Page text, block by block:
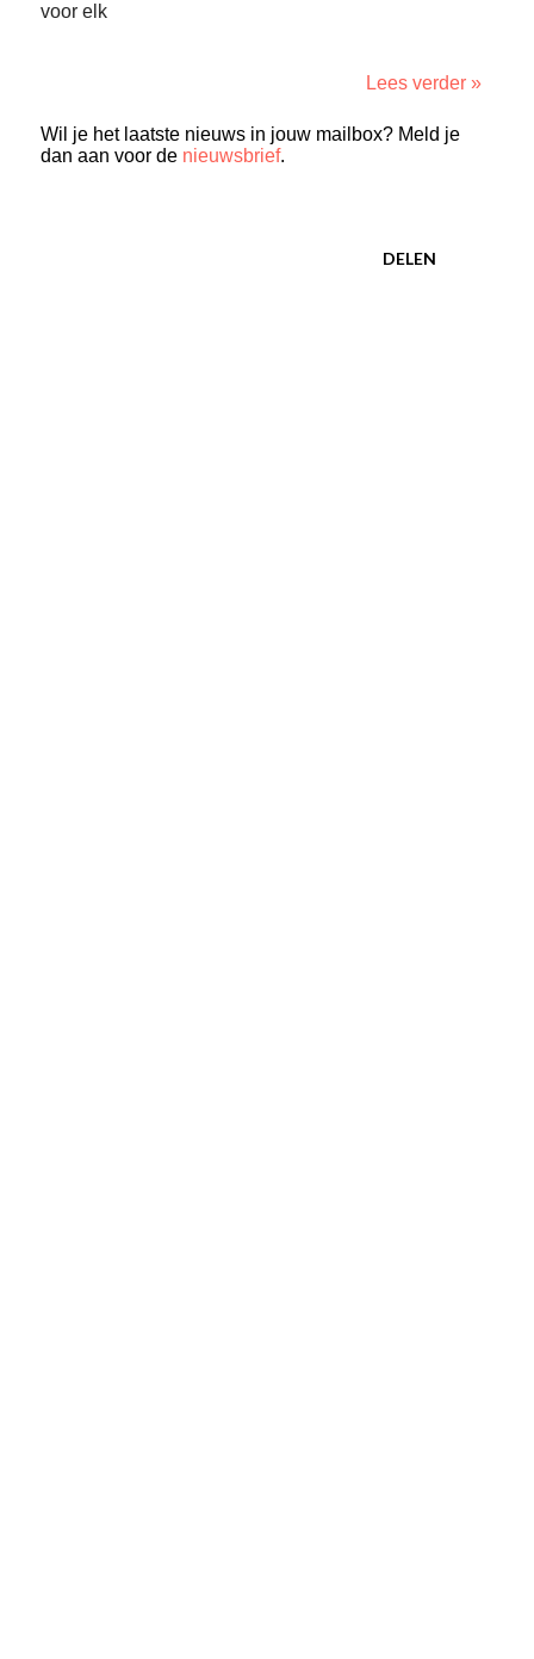
voor elk
Lees verder »
Wil je het laatste nieuws in jouw mailbox? Meld je
dan aan voor de nieuwsbrief.
DELEN